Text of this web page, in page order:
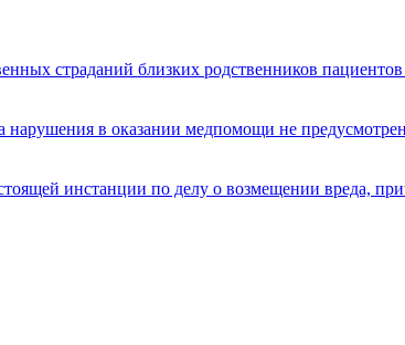
страданий близких родственников
нарушения в оказании медпомощи не
инстанции по делу о возмещении вреда,